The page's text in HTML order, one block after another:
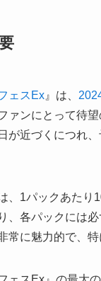
ェスEx 』は、
ァンにとって待
が近づくにつれ
、1パックあたり
、各パックには
常に魅力的で、